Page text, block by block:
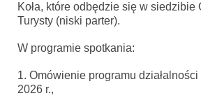
Koła, które odbędzie się w siedzibie
Turysty (niski parter).
W programie spotkania:
1. Omówienie programu działalności
2026 r.,